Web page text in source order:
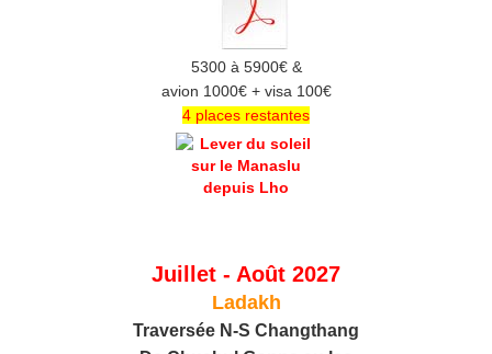
5300 à 5900€ &
avion 1000€ + visa 100€
4 places restantes
Juillet - Août 2027
Ladakh
Traversée N-S Changthang